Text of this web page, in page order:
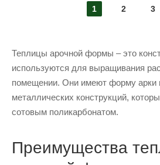
1 2 3
Теплицы арочной формы – это
используются для выращивания
помещении. Они имеют форму арки
металлических конструкций,
сотовым поликарбонатом.
Преимущества